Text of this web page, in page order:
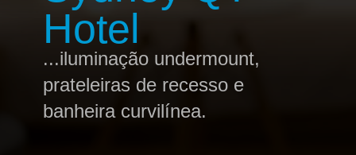
Hotel
...iluminação undermount,
prateleiras de recesso e
banheira curvilínea.